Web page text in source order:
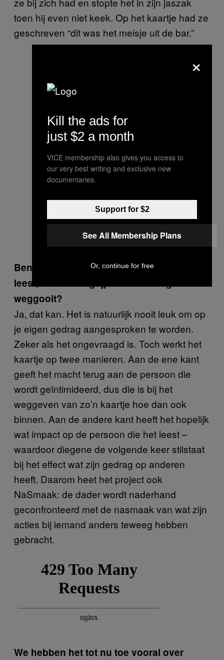
toen hij even niet keek. Op het kaartje had ze
geschreven “dit was het meisje uit de bar.”
Ben je niet bang dat iemand zo’n kaartje
leest, het niet begrijpt en het dan gewoon
weggooit?
Ja, dat kan. Het is natuurlijk nooit leuk om op
je eigen gedrag aangesproken te worden.
Zeker als het ongevraagd is. Toch werkt het
kaartje op twee manieren. Aan de ene kant
geeft het macht terug aan de persoon die
wordt geïntimideerd, dus die is bij het
weggeven van zo’n kaartje hoe dan ook
binnen. Aan de andere kant heeft het hopelijk
wat impact op de persoon die het leest –
waardoor diegene de volgende keer stilstaat
bij het effect wat zijn gedrag op anderen
heeft. Daarom heet het project ook
NaSmaak: de dader wordt naderhand
geconfronteerd met de nasmaak van wat zijn
acties bij iemand anders teweeg hebben
gebracht.
We hebben het tot nu toe vooral over
×
Kill the ads for
just $2 a month
VICE membership also gives you access to
our very best writing and exclusive new
documentaries.
Support for $2
See All Membership Plans
Or, continue for free